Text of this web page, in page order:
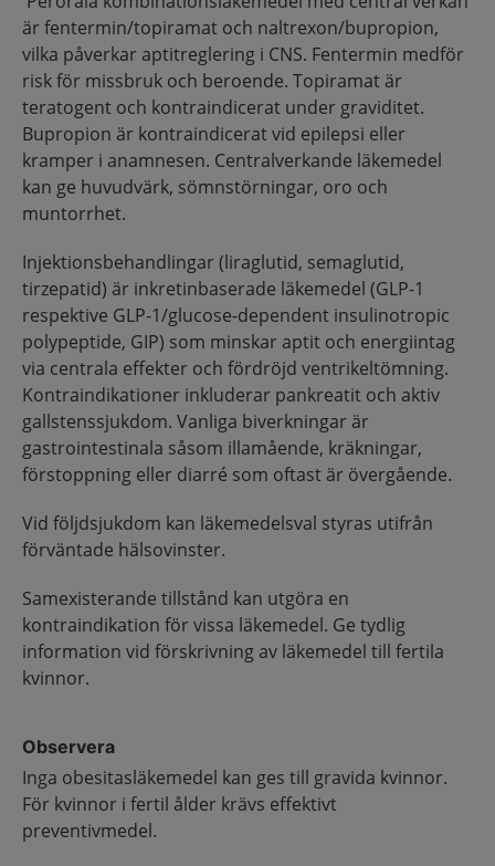
är fentermin/topiramat och naltrexon/bupropion,
vilka påverkar aptitreglering i CNS. Fentermin medför
risk för missbruk och beroende. Topiramat är
teratogent och kontraindicerat under graviditet.
Bupropion är kontraindicerat vid epilepsi eller
kramper i anamnesen. Centralverkande läkemedel
kan ge huvudvärk, sömnstörningar, oro och
muntorrhet.
Injektionsbehandlingar (liraglutid, semaglutid,
tirzepatid) är inkretinbaserade läkemedel (GLP-1
respektive GLP-1/glucose-dependent insulinotropic
polypeptide, GIP) som minskar aptit och energiintag
via centrala effekter och fördröjd ventrikeltömning.
Kontraindikationer inkluderar pankreatit och aktiv
gallstenssjukdom. Vanliga biverkningar är
gastrointestinala såsom illamående, kräkningar,
förstoppning eller diarré som oftast är övergående.
Vid följdsjukdom kan läkemedelsval styras utifrån
förväntade hälsovinster.
Samexisterande tillstånd kan utgöra en
kontraindikation för vissa läkemedel. Ge tydlig
information vid förskrivning av läkemedel till fertila
kvinnor.
Observera
Inga obesitasläkemedel kan ges till gravida kvinnor.
För kvinnor i fertil ålder krävs effektivt
preventivmedel.